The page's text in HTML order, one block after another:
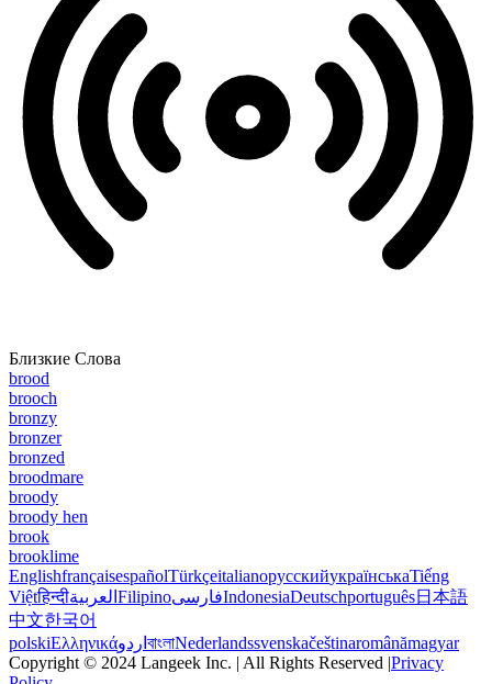
Близкие Слова
brood
brooch
bronzy
bronzer
bronzed
broodmare
broody
broody hen
brook
brooklime
EnglishfrançaisespañolTürkçeitalianoрусскийукраїнськаTiếng
Việtहिन्दीالعربية FilipinoفارسیIndonesiaDeutschportuguês日本語
中文한국어
polskiΕλληνικάاردو বাংলাNederlandssvenskačeštinaromânămagyar
Copyright © 2024 Langeek Inc. | All Rights Reserved |Privacy